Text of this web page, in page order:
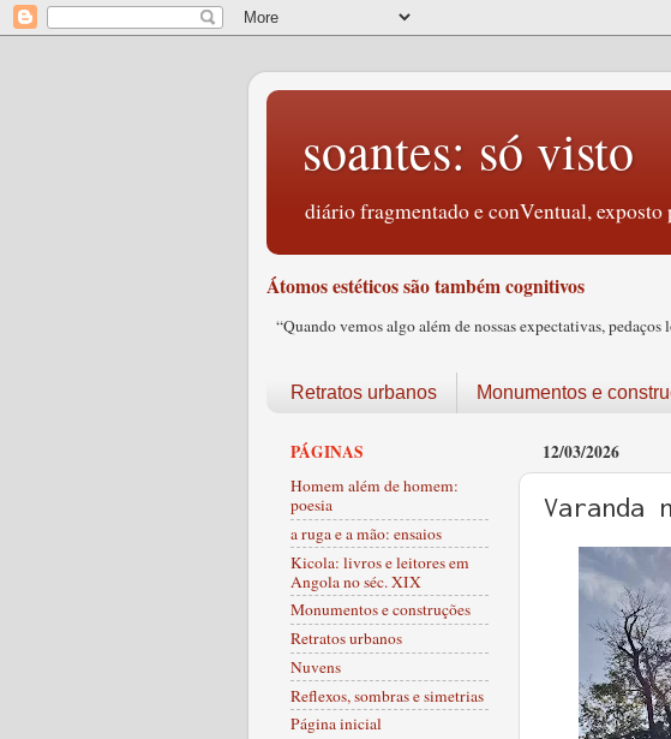
soantes: só visto
diário fragmentado e conVentual,
Átomos estéticos são também cognitivos
“Quando vemos algo além de nossas expectativas,
Retratos urbanos Monumentos e
12/03/2026
Varanda
PÁGINAS
Homem além de homem:
poesia
a ruga e a mão: ensaios
Kicola: livros e leitores em
Angola no séc. XIX
Monumentos e construções
Retratos urbanos
Nuvens
Reflexos, sombras e simetrias
Página inicial